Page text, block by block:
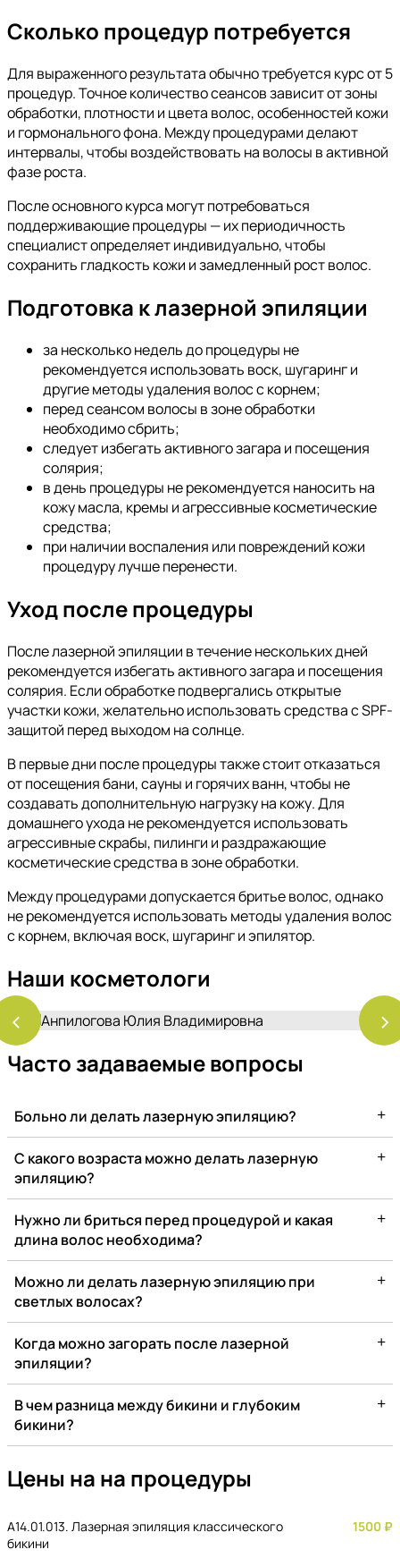
Сколько процедур потребуется
Для выраженного результата обычно требуется курс от 5
процедур. Точное количество сеансов зависит от зоны
обработки, плотности и цвета волос, особенностей кожи
и гормонального фона. Между процедурами делают
интервалы, чтобы воздействовать на волосы в активной
фазе роста.
После основного курса могут потребоваться
поддерживающие процедуры — их периодичность
специалист определяет индивидуально, чтобы
сохранить гладкость кожи и замедленный рост волос.
Подготовка к лазерной эпиляции
за несколько недель до процедуры не
рекомендуется использовать воск, шугаринг и
другие методы удаления волос с корнем;
перед сеансом волосы в зоне обработки
необходимо сбрить;
следует избегать активного загара и посещения
солярия;
в день процедуры не рекомендуется наносить на
кожу масла, кремы и агрессивные косметические
средства;
при наличии воспаления или повреждений кожи
процедуру лучше перенести.
Уход после процедуры
После лазерной эпиляции в течение нескольких дней
рекомендуется избегать активного загара и посещения
солярия. Если обработке подвергались открытые
участки кожи, желательно использовать средства с SPF-
защитой перед выходом на солнце.
В первые дни после процедуры также стоит отказаться
от посещения бани, сауны и горячих ванн, чтобы не
создавать дополнительную нагрузку на кожу. Для
домашнего ухода не рекомендуется использовать
агрессивные скрабы, пилинги и раздражающие
косметические средства в зоне обработки.
Между процедурами допускается бритье волос, однако
не рекомендуется использовать методы удаления волос
с корнем, включая воск, шугаринг и эпилятор.
Наши косметологи
‹ ›
Часто задаваемые вопросы
Больно ли делать лазерную эпиляцию? +
С какого возраста можно делать лазерную
эпиляцию?
+
Нужно ли бриться перед процедурой и какая
длина волос необходима?
+
Можно ли делать лазерную эпиляцию при
светлых волосах?
+
Когда можно загорать после лазерной
эпиляции?
+
В чем разница между бикини и глубоким
бикини?
+
Цены на на процедуры
A14.01.013. Лазерная эпиляция классического
бикини
1500 ₽